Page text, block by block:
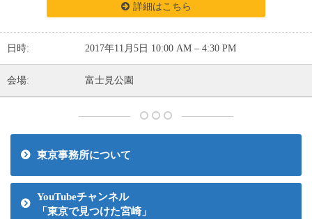
詳細はこちら
日時: 2017年11月5日 10:00 AM – 4:30 PM
会場: 富士見公園
東京事務所について
YouTubeチャンネル
「東京で見つけた宮崎」